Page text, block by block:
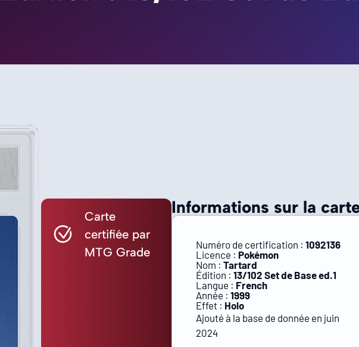
Carte
certifiée par
MTG Grade
Informations sur la
Numéro de certification :1092136
Licence : Pokémon
Nom :Tartard
Édition :13/102 Set de Base ed.1
Langue : French
Année :1999
Effet : Holo
Ajouté à la base de donnée en juin
2024